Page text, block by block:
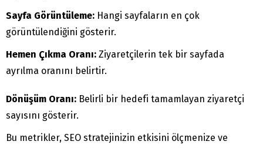
Sayfa Görüntüleme: Hangi sayfaların en çok
görüntülendiğini gösterir.
Hemen Çıkma Oranı: Ziyaretçilerin tek bir sayfada
ayrılma oranını belirtir.
Dönüşüm Oranı: Belirli bir hedefi tamamlayan ziyaretçi
sayısını gösterir.
Bu metrikler, SEO stratejinizin etkisini ölçmenize ve